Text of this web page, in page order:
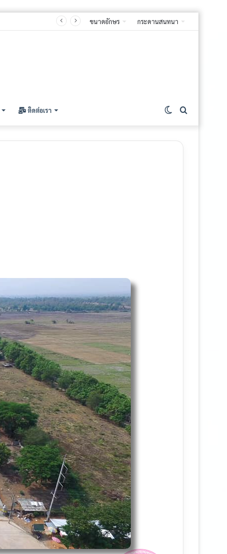
ขนาดอักษร กระดานสนทนา
ติดต่อเรา